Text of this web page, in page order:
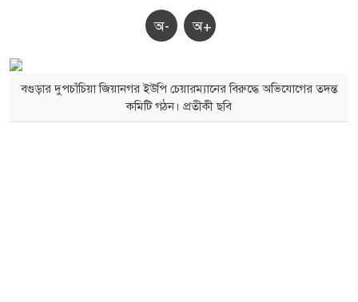
অ- অ+
বগুড়ার দুপচাঁচিয়া জিয়ানগর ইউপি চেয়ারম্যানের বিরুদ্ধে অভিযোগের তদন্ত
কমিটি গঠন। প্রতীকী ছবি